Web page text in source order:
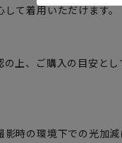
して着用いただけます。
上、ご購入の目安とし
時の環境下での光加